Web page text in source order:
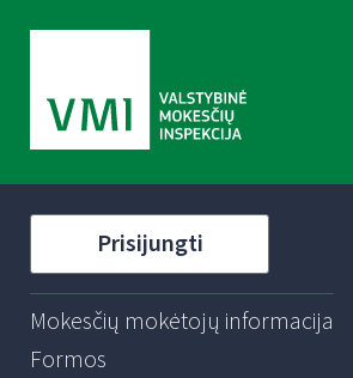
Prisijungti
Mokesčių mokėtojų informacija
Formos